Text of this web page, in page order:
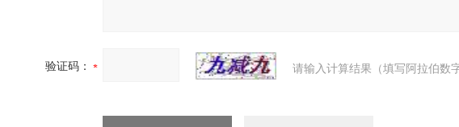
验证码： 请输入计算结果（填写阿拉伯数